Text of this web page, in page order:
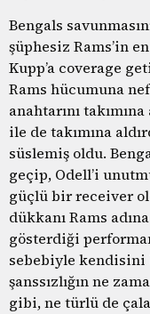
Bengals
şüphesiz Rams’in
Kupp’a coverage
Rams hücumuna
anahtarını
ile de takımına
süslemiş oldu.
geçip, Odell’i
güçlü bir receiver
dükkanı Rams
gösterdiği
sebebiyle
şanssızlığın ne
gibi, ne türlü de